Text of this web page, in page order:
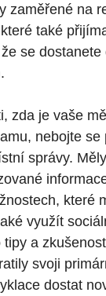
zaměřené na
také
se dostanete
zda je vaše
nebojte se
správy.
které
využít
a
svoji
dostat